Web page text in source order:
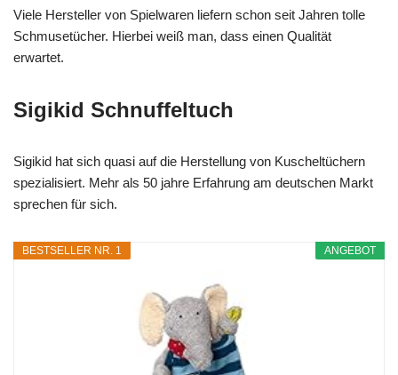
Viele Hersteller von Spielwaren liefern schon seit Jahren tolle
Schmusetücher. Hierbei weiß man, dass einen Qualität
erwartet.
Sigikid Schnuffeltuch
Sigikid hat sich quasi auf die Herstellung von Kuscheltüchern
spezialisiert. Mehr als 50 jahre Erfahrung am deutschen Markt
sprechen für sich.
ANGEBOT
BESTSELLER NR. 1